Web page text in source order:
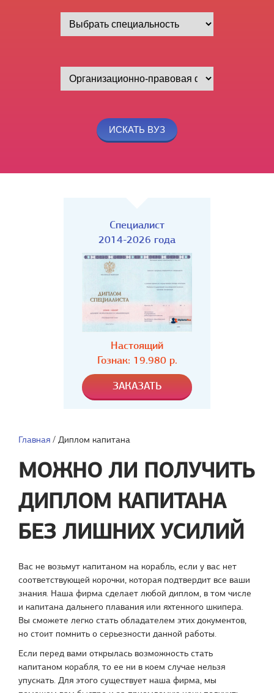
Специалист
2014-2026 года
Настоящий
Гознак: 19.980 р.
Главная / Диплом капитана
МОЖНО ЛИ ПОЛУЧИТЬ
ДИПЛОМ КАПИТАНА
БЕЗ ЛИШНИХ УСИЛИЙ
Вас не возьмут капитаном на корабль, если у вас нет
соответствующей корочки, которая подтвердит все ваши
знания. Наша фирма сделает любой диплом, в том числе
и капитана дальнего плавания или яхтенного шкипера.
Вы сможете легко стать обладателем этих документов,
но стоит помнить о серьезности данной работы.
Если перед вами открылась возможность стать
капитаном корабля, то ее ни в коем случае нельзя
упускать. Для этого существует наша фирма, мы